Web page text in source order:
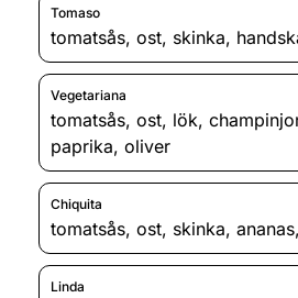
Tomaso
tomatsås, ost, skinka,
Vegetariana
tomatsås, ost, lök,
paprika, oliver
Chiquita
tomatsås, ost, skinka, ananas,
Linda